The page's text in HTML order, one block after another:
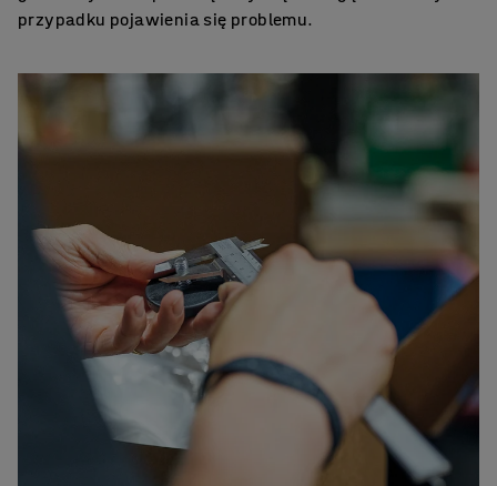
przypadku pojawienia się problemu.